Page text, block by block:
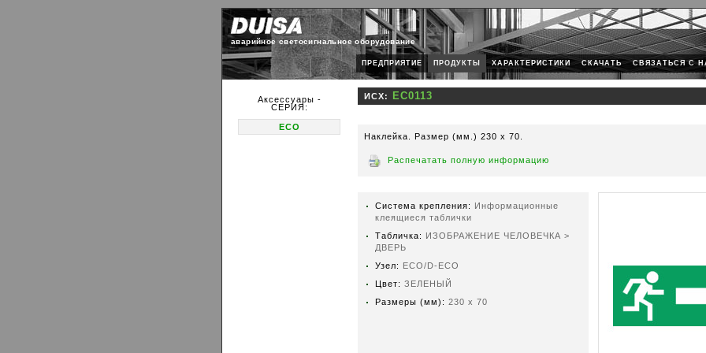
аварийное светосигнальное оборудование
ПРЕДПРИЯТИЕ ПРОДУКТЫ ХАРАКТЕРИСТИКИ СКАЧАТЬ СВЯЗАТЬСЯ С
Аксессуары -
СЕРИЯ:
ECO
ИСХ:
Наклейка. Размер (мм.) 230 х 70.
Распечатать полную информацию
Система крепления: Информационные
клеящиеся таблички
Табличка: ИЗОБРАЖЕНИЕ ЧЕЛОВЕЧКА >
ДВЕРЬ
Узел: ECO/D-ECO
Цвет: ЗЕЛЕНЫЙ
Размеры (мм): 230 x 70